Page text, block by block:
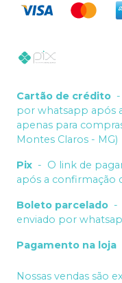
Cartão de crédito -
por whatsapp após
apenas para
Montes Claros - MG)
Pix - O link de
após a confirmação
Boleto parcelado -
enviado por
Pagamento na loja
Nossas vendas são